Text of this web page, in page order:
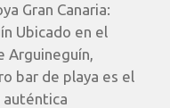
Gran Canaria:
Ubicado en el
Arguineguín,
bar de playa es el
auténtica